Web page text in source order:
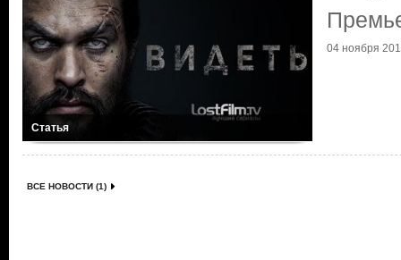
Статья
04 ноября
ВСЕ НОВОСТИ (1)